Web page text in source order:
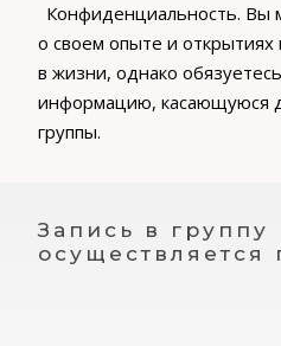
Конфиденциальность. Вы
о своем опыте и
в жизни, однако
информацию, касающуюся
группы.
Запись в группу
осуществляется